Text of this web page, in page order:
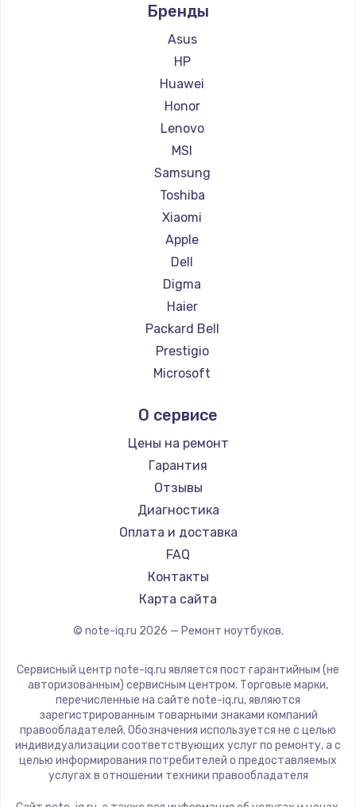
Ремонт ноутбуков Aquarius
Ремонт ноутбуков Gigabyte
Ремонт ноутбуков Aorus
Ремонт ноутбуков Maibenben
Ремонт ноутбуков Getac
Ремонт ноутбуков Epson
Ремонт ноутбуков Philips
Ремонт ноутбуков LG
Ремонт ноутбуков Panasonic
Ремонт ноутбуков Irbis
Ремонт ноутбуков Thunderobot
Ремонт ноутбуков Hasee
Ремонт ноутбуков ZTE
Ремонт ноутбуков Hiper
Ремонт ноутбуков Evga
Ремонт ноутбуков Google
Ремонт ноутбуков Echips
Ремонт ноутбуков Predator
Ремонт ноутбуков iru
Ремонт ноутбуков Machenike
Ремонт ноутбуков DEXP
Ремонт ноутбуков Teclast
Ремонт ноутбуков CHUWI
Ремонт ноутбуков Colorful
Бренды
Asus
HP
Huawei
Honor
Lenovo
MSI
Samsung
Toshiba
Xiaomi
Apple
Dell
Digma
Haier
Packard Bell
Prestigio
Microsoft
Aquarius
Gigabyte
Aorus
Maibenben
Getac
Epson
Philips
LG
Panasonic
ZTE
Hiper
Evga
Google
Echips
О сервисе
Цены на ремонт
Гарантия
Отзывы
Диагностика
Оплата и доставка
FAQ
Контакты
Карта сайта
© note-iq.ru 2026 — Ремонт ноутбуков.
Сервисный центр note-iq.ru является пост гарантийным (не
авторизованным) сервисным центром. Торговые марки,
перечисленные на сайте note-iq.ru, являются
зарегистрированным товарными знаками компаний
правообладателей. Обозначения используется не с целью
индивидуализации соответствующих услуг по ремонту, а с
целью информирования потребителей о предоставляемых
услугах в отношении техники правообладателя